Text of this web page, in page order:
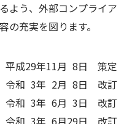
よう、外部コンプライア
の充実を図ります。
平成29年11月 08日 策定
令和 03年 2月 08日 改訂
令和 03年 06月 03日 改訂
令和 03年 06月29日 改訂